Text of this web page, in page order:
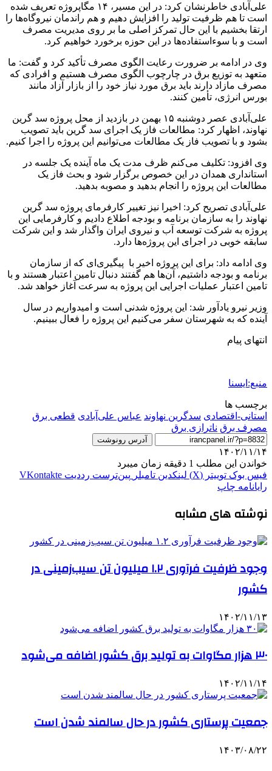
علی‌آبادی خاطرنشان کرد: در این مسیر، ۱۴ مگاپروژه تعریف شده
است تا هم ظرفیت تولید را افزایش دهیم و هم راندمان نیروگاه‌ها را
ارتقا بخشیم با این حال تمرکز اصلی ما بر روی مدیریت مصرف
است و با سوءاستفاده‌ها در این حوزه برخورد خواهیم کرد.
وی در ادامه بر ضرورت رعایت الگوی مصرف تأکید کرد و گفت: ما
متعهد به توزیع برق در چارچوب الگوی مصرف هستیم و افرادی که
مصرف مازاد دارند باید برق مورد نیاز خود را از بازار آزاد مانند
بورس انرژی، تأمین کنند.
علی‌آبادی عصر دوشنبه ۱۵ بهمن در بازدید از محل پروژه سد گرین
نهاوند، اظهار کرد: مطالعات فاز یک اجرای سد گرین باید تصویب
بشود و با تصویب فاز یک مطالعات می‌توانیم این پروژه را اجرا کنیم.
وی افزود: تکلیف می‌کنم ظرف مدت یک ماه آینده یک جلسه در
استانداری همدان در این خصوص برگزار شود و بحث فاز یک
مطالعات این پروژه را انجام بدهید و مصوبه بدهید.
علی‌آبادی تصریح کرد: اخیرا نیز تغییر کارفرمای پروژه سد گرین
نهاوند را به سازمان برنامه و بودجه اطلاع دادیم و کارفرمایی این
پروژه به شرکت توسعه آب و نیروی ایران واگذار شد و این شرکت
سابقه خوبی در اجرای این پروژه‌ها دارد.
وی ادامه داد: برای این پروژه اخیر با پیگیری‌ای که از سازمان
برنامه و بودجه داشتیم، آن‌ها هم گفتند دنبال تامین اعتبار هستند و با
تامین اعتبار عملیات اجرایی این پروژه به سرعت آغاز خواهد شد.
وزیر نیرو یادآور شد: این پروژه شدنی است و امیدواریم در سال
آینده که به شهرستان سفر می‌کنیم این پروژه را فعال ببینیم.
انتهای پیام
منبع:ایسنا
برچسب ها
استانی-اقتصادی سدگرین نهاوند عباس علی‌آبادی قطعی برق
مصرف برق ناترازی برق
آدرس رونوشت
۱۴۰۲/۱۱/۱۴
خواندن این مطلب 1 دقیقه زمان میبرد
فیس بوک توییتر (X) لینکدین ‫تامبلر ‫پین‌ترست ‫رددیت ‫VKontakte
رایانامه چاپ
نوشته های مشابه
وجود ظرفیت فرآوری ۱.۲ میلیون تن سیب‌زمینی در
کشور
۱۴۰۲/۱۱/۱۳
۳۰ هزار مگاوات به تولید برق کشور اضافه می‌شود
۱۴۰۲/۱۱/۱۴
جمعیت پرستاری کشور در حال سالمند شدن است
۱۴۰۳/۰۸/۲۲